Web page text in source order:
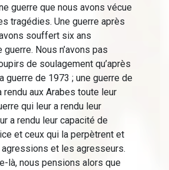
guerre que nous avons vécue
tragédies. Une guerre après
souffert six ans
guerre. Nous n’avons pas
de soulagement qu’après
guerre de 1973 ; une guerre de
rendu aux Arabes toute leur
qui leur a rendu leur
a rendu leur capacité de
et ceux qui la perpètrent et
et les agresseurs.
là, nous pensions alors que